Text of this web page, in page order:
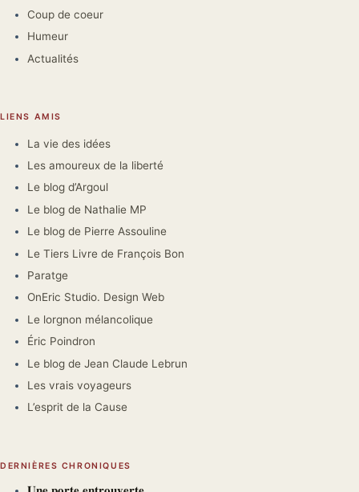
Coup de coeur
Humeur
Actualités
LIENS AMIS
La vie des idées
Les amoureux de la liberté
Le blog d’Argoul
Le blog de Nathalie MP
Le blog de Pierre Assouline
Le Tiers Livre de François Bon
Paratge
OnEric Studio. Design Web
Le lorgnon mélancolique
Éric Poindron
Le blog de Jean Claude Lebrun
Les vrais voyageurs
L’esprit de la Cause
DERNIÈRES CHRONIQUES